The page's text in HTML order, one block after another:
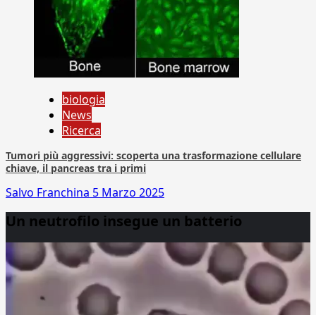
biologia
News
Ricerca
Tumori più aggressivi: scoperta una trasformazione cellulare
chiave, il pancreas tra i primi
Salvo Franchina 5 Marzo 2025
Un neutrofilo insegue un batterio
Player